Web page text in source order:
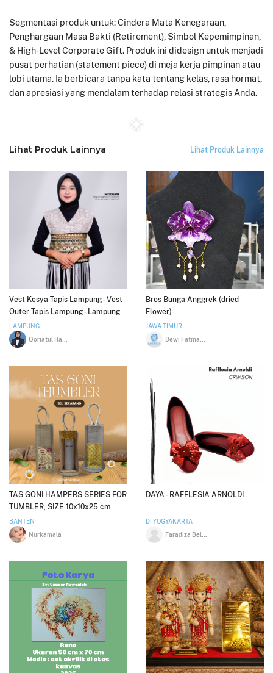
Segmentasi produk untuk: Cindera Mata Kenegaraan,
Penghargaan Masa Bakti (Retirement), Simbol Kepemimpinan,
& High-Level Corporate Gift. Produk ini didesign untuk menjadi
pusat perhatian (statement piece) di meja kerja pimpinan atau
lobi utama. Ia berbicara tanpa kata tentang kelas, rasa hormat,
dan apresiasi yang mendalam terhadap relasi strategis Anda.
Lihat Produk Lainnya Lihat Produk Lainnya
Vest Kesya Tapis Lampung - Vest
Outer Tapis Lampung - Lampung
Ethnica Official
LAMPUNG
Bros Bunga Anggrek (dried
Flower)
JAWA TIMUR
TAS GONI HAMPERS SERIES FOR
TUMBLER, SIZE 10x10x25 cm
BANTEN
Nurkamala
DAYA - RAFFLESIA ARNOLDI
DI YOGYAKARTA